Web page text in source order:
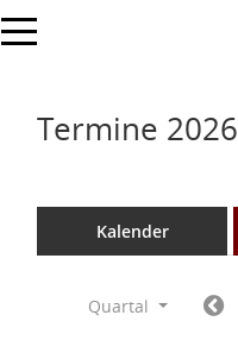
Toggle navigation
Termine 2026
Kalender
Quartal